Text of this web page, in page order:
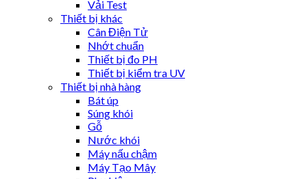
Vải Test
Thiết bị khác
Cân Điện Tử
Nhớt chuẩn
Thiết bị đo PH
Thiết bị kiểm tra UV
Thiết bị nhà hàng
Bát úp
Súng khói
Gỗ
Nước khói
Máy nấu chậm
Máy Tạo Mây